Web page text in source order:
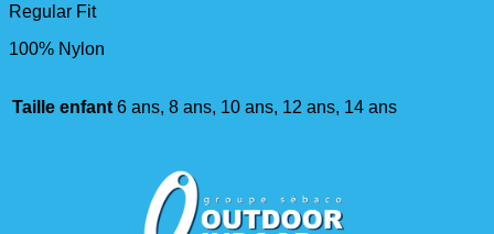
Regular Fit
100% Nylon
Taille enfant 6 ans, 8 ans, 10 ans, 12 ans, 14 ans